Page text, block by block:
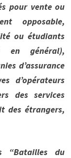
pour vente ou
opposable,
ou étudiants
en général),
d’assurance
d’opérateurs
des services
des étrangers,
“Batailles du